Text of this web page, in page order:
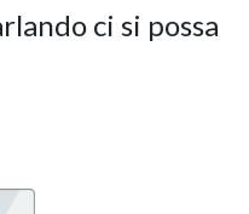
ci si possa